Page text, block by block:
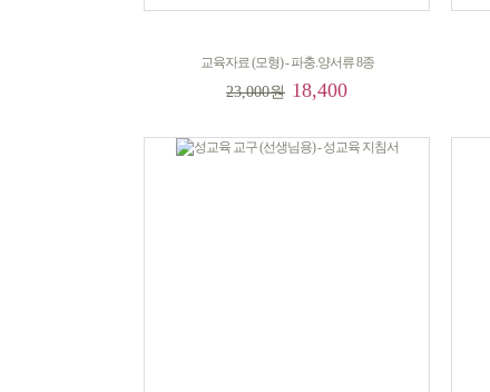
교육자료 (모형) - 파충.양서류 8종
23,000원 18,400